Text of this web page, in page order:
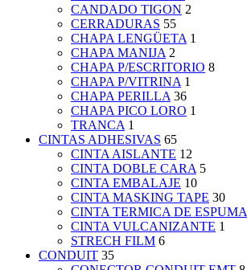
CANDADO TIGON 2
CERRADURAS 55
CHAPA LENGÜETA 1
CHAPA MANIJA 2
CHAPA P/ESCRITORIO 8
CHAPA P/VITRINA 1
CHAPA PERILLA 36
CHAPA PICO LORO 1
TRANCA 1
CINTAS ADHESIVAS 65
CINTA AISLANTE 12
CINTA DOBLE CARA 5
CINTA EMBALAJE 10
CINTA MASKING TAPE 30
CINTA TERMICA DE ESPUMA
CINTA VULCANIZANTE 1
STRECH FILM 6
CONDUIT 35